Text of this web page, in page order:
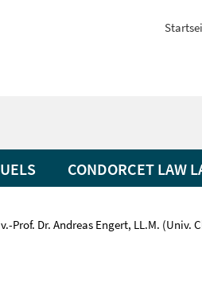
CONDORCET LAW
Prof. Dr. Andreas Engert, LL.M. (Univ.